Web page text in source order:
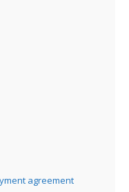
agreement